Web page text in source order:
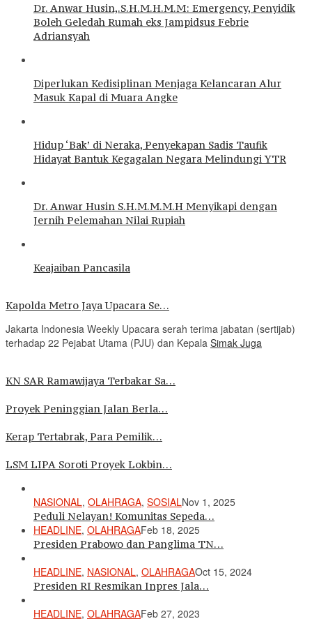
Dr. Anwar Husin,.S.H.M.H.M.M: Emergency, Penyidik
Boleh Geledah Rumah eks Jampidsus Febrie
Adriansyah
Diperlukan Kedisiplinan Menjaga Kelancaran Alur
Masuk Kapal di Muara Angke
Hidup ‘Bak’ di Neraka, Penyekapan Sadis Taufik
Hidayat Bantuk Kegagalan Negara Melindungi YTR
Dr. Anwar Husin S.H.M.M.M.H Menyikapi dengan
Jernih Pelemahan Nilai Rupiah
Keajaiban Pancasila
Kapolda Metro Jaya Upacara Se…
Jakarta Indonesia Weekly Upacara serah terima jabatan (sertijab)
terhadap 22 Pejabat Utama (PJU) dan Kepala Simak Juga
KN SAR Ramawijaya Terbakar Sa…
Proyek Peninggian Jalan Berla…
Kerap Tertabrak, Para Pemilik…
LSM LIPA Soroti Proyek Lokbin…
NASIONAL, OLAHRAGA, SOSIALNov 1, 2025
Peduli Nelayan! Komunitas Sepeda…
HEADLINE, OLAHRAGAFeb 18, 2025
Presiden Prabowo dan Panglima TN…
HEADLINE, NASIONAL, OLAHRAGAOct 15, 2024
Presiden RI Resmikan Inpres Jala…
HEADLINE, OLAHRAGAFeb 27, 2023